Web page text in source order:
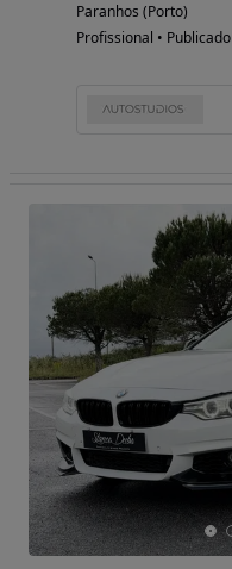
Paranhos (Porto)
Profissional • Publicado